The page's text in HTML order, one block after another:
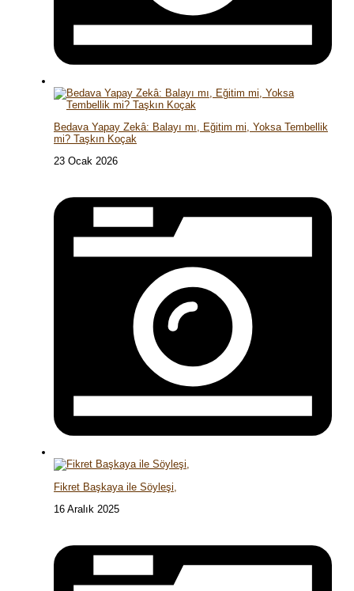
Bedava Yapay Zekâ: Balayı mı, Eğitim mi, Yoksa Tembellik
mi? Taşkın Koçak
23 Ocak 2026
Fikret Başkaya ile Söyleşi,
16 Aralık 2025